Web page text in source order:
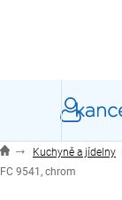
Kuchyně a jídelny
FC 9541, chrom